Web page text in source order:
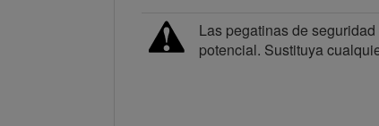
Las pegatinas de
potencial. Sustituya